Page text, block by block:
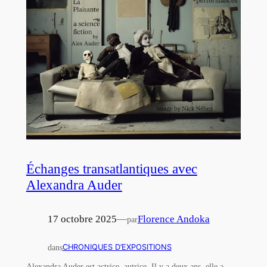
Échanges transatlantiques avec
Alexandra Auder
17 octobre 2025—parFlorence Andoka
dansCHRONIQUES D’EXPOSITIONS